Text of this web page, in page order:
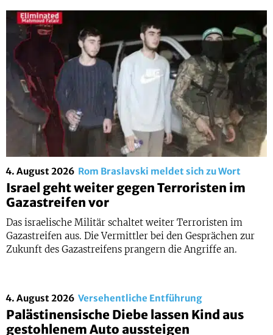
4. August 2026 Rom Braslavski meldet sich zu Wort
Israel geht weiter gegen Terroristen im
Gazastreifen vor
Das israelische Militär schaltet weiter Terroristen im
Gazastreifen aus. Die Vermittler bei den Gesprächen zur
Zukunft des Gazastreifens prangern die Angriffe an.
4. August 2026 Versehentliche Entführung
Palästinensische Diebe lassen Kind aus
gestohlenem Auto aussteigen